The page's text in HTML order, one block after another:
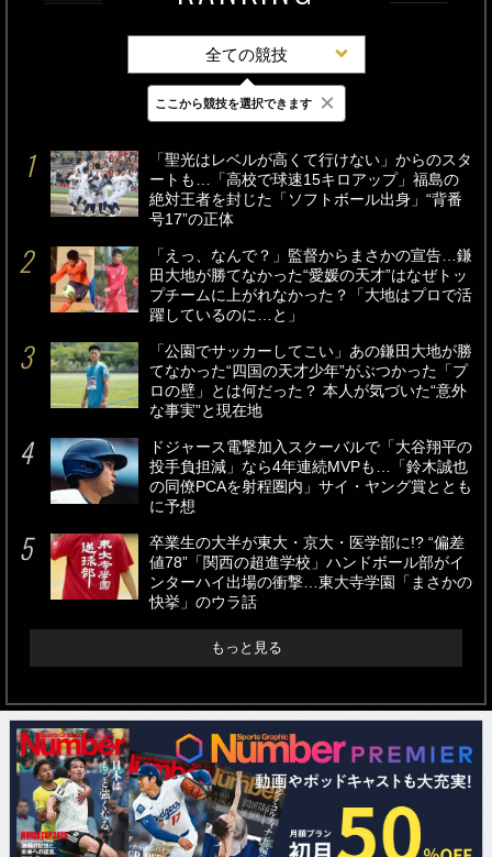
全ての競技
最新 24時間 週間
「聖光はレベルが高くて行けない」からのスタ
ートも…「高校で球速15キロアップ」福島の
絶対王者を封じた「ソフトボール出身」“背番
号17”の正体
「えっ、なんで？」監督からまさかの宣告…鎌
田大地が勝てなかった“愛媛の天才”はなぜトッ
プチームに上がれなかった？「大地はプロで活
躍しているのに…と」
「公園でサッカーしてこい」あの鎌田大地が勝
てなかった“四国の天才少年”がぶつかった「プ
ロの壁」とは何だった？ 本人が気づいた“意外
な事実”と現在地
ドジャース電撃加入スクーバルで「大谷翔平の
投手負担減」なら4年連続MVPも…「鈴木誠也
の同僚PCAを射程圏内」サイ・ヤング賞ととも
に予想
卒業生の大半が東大・京大・医学部に!? “偏差
値78”「関西の超進学校」ハンドボール部がイ
ンターハイ出場の衝撃…東大寺学園「まさかの
快挙」のウラ話
もっと見る
ここから競技を選択できます ×